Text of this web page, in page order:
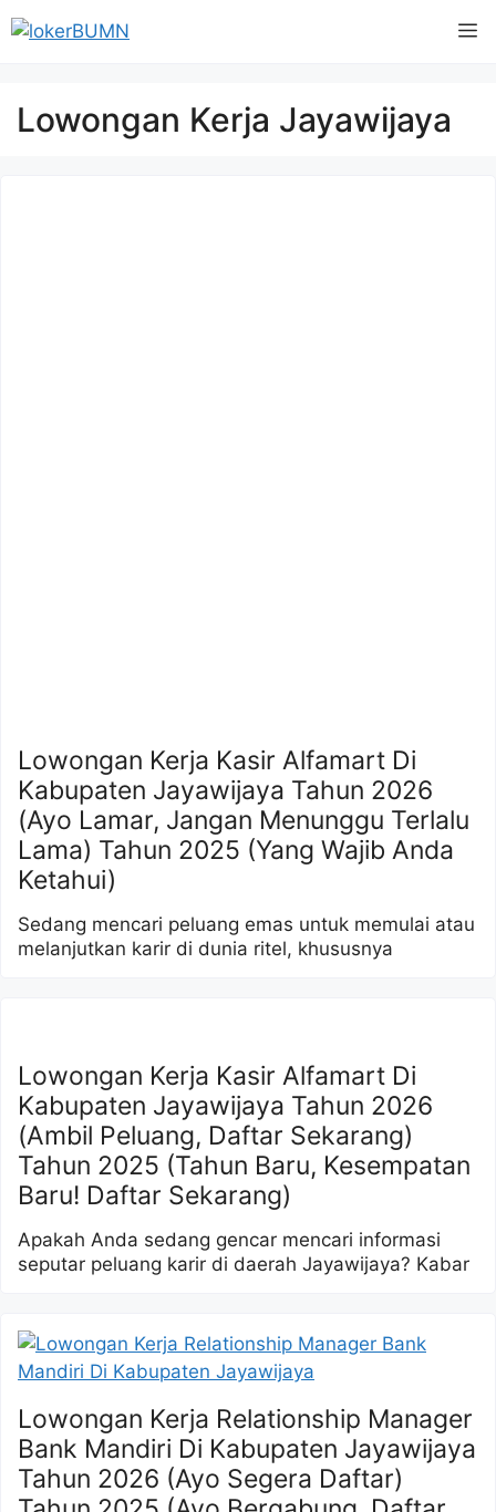
Langsung
ke
Lowongan Kerja Jayawijaya
Lowongan Kerja Kasir Alfamart Di
Kabupaten Jayawijaya Tahun 2026
(Ayo Lamar, Jangan Menunggu Terlalu
Lama) Tahun 2025 (Yang Wajib Anda
Ketahui)
Sedang mencari peluang emas untuk memulai atau
melanjutkan karir di dunia ritel, khususnya
Lowongan Kerja Kasir Alfamart Di
Kabupaten Jayawijaya Tahun 2026
(Ambil Peluang, Daftar Sekarang)
Tahun 2025 (Tahun Baru, Kesempatan
Baru! Daftar Sekarang)
Apakah Anda sedang gencar mencari informasi
seputar peluang karir di daerah Jayawijaya? Kabar
Lowongan Kerja Relationship Manager
Bank Mandiri Di Kabupaten Jayawijaya
Tahun 2026 (Ayo Segera Daftar)